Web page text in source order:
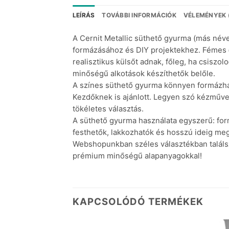
LEÍRÁS TOVÁBBI INFORMÁCIÓK VÉLEMÉNYEK
A Cernit Metallic süthető gyurma (más
formázásához és DIY projektekhez.
realisztikus külsőt adnak, főleg, ha
minőségű alkotások készíthetők belőle.
A színes süthető gyurma könnyen
Kezdőknek is ajánlott. Legyen szó
tökéletes választás.
A süthető gyurma használata egyszerű:
festhetők, lakkozhatók és hosszú ideig
Webshopunkban széles választékban
prémium minőségű alapanyagokkal!
KAPCSOLÓDÓ TERMÉKEK